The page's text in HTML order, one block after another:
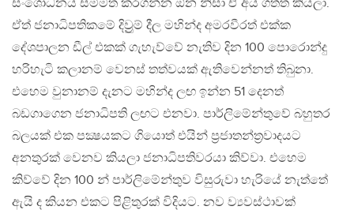
සංශෝධනය සම්මත කරගන්න ඕන නිසා ඒ අය ගත්ත කියලා.
ඒත් ජනාධිපතිකමේ දිව්‍රුම් දීල මහින්ද අමරවීරත් එක්ක
දේශපාලන ඩීල් එකක් ගැහැව්වේ නැතිව දින 100 පොරොන්දු
හරිහැටි කලානම් වෙනස් තත්වයක් ඇතිවෙන්නත් තිබුනා.
එහෙම වුනානම් දැනට මහින්ද ලඟ ඉන්න 51 දෙනත්
බඩගාගෙන ජනාධිපති ලඟට එනවා. පාර්ලිමේන්තුවේ බහුතර
බලයක් එක පක්‍ෂයකට ගියොත් එයින් ප්‍රජාතන්ත්‍රවාදයට
අනතුරක් වෙනව කියලා ජනාධිපතිවරයා කිව්වා. එහෙම
කිව්වේ දින 100 න් පාර්ලිමේන්තුව විසුරුවා හැරියේ නැත්තේ
ඇයි ද කියන එකට පිළිතුරක් විදියට​. නව ව්‍යවස්ථාවක්